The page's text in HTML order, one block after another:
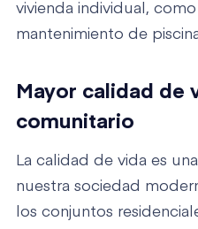
vivienda individual, como
mantenimiento de
Mayor calidad de
comunitario
La calidad de vida es
nuestra sociedad
los conjuntos